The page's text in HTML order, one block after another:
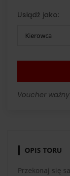
Usiądź jako:
Kierowca
Voucher
OPIS TORU
Przekonaj się